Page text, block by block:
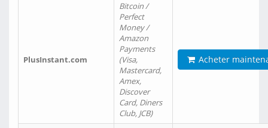
PlusInstant.com
Bitcoin /
Perfect
Money /
Amazon
Payments
(Visa,
Mastercard,
Amex,
Discover
Card, Diners
Club, JCB)
Acheter